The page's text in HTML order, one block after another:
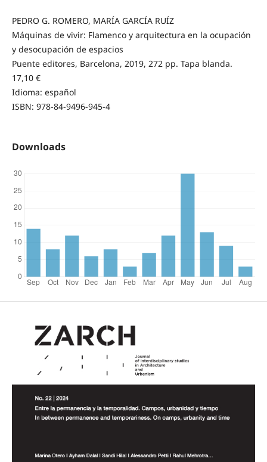
PEDRO G. ROMERO, MARÍA GARCÍA RUÍZ
Máquinas de vivir: Flamenco y arquitectura en la ocupación
y desocupación de espacios
Puente editores, Barcelona, 2019, 272 pp. Tapa blanda.
17,10 €
Idioma: español
ISBN: 978-84-9496-945-4
Downloads